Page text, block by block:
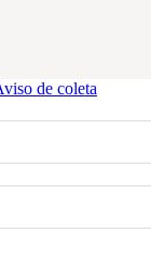
de coleta